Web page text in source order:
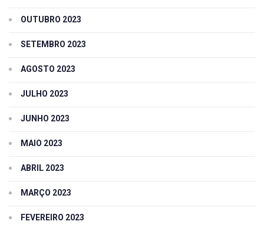
OUTUBRO 2023
SETEMBRO 2023
AGOSTO 2023
JULHO 2023
JUNHO 2023
MAIO 2023
ABRIL 2023
MARÇO 2023
FEVEREIRO 2023